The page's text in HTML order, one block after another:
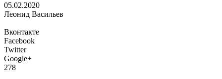
05.02.2020
Леонид Васильев
Вконтакте
Facebook
Twitter
Google+
278